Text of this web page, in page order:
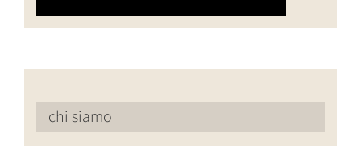
chi siamo